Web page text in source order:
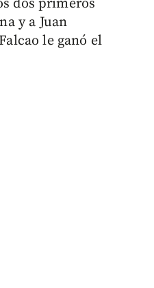
dos primeros
y a Juan
le ganó el